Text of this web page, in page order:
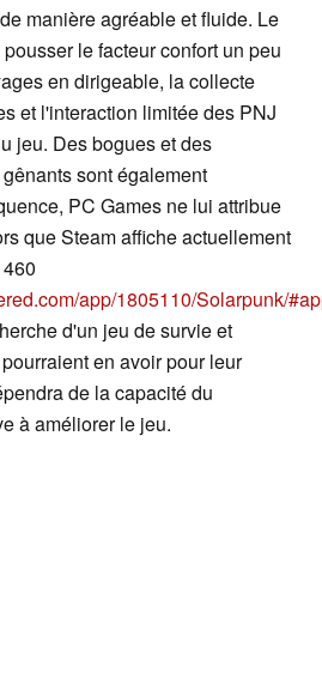
manière agréable et fluide. Le
le facteur confort un peu
en dirigeable, la collecte
et l'interaction limitée des PNJ
jeu. Des bogues et des
sont également
PC Games ne lui attribue
que Steam affiche actuellement
app/1805110/Solarpunk/
d'un jeu de survie et
en avoir pour leur
de la capacité du
à améliorer le jeu.